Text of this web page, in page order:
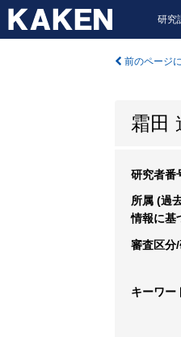
研究
前のページ
霜田
研究者番
所属 (過
情報に基
審査区分
キーワー